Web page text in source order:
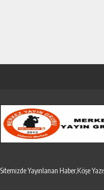
Sitemizde Yayınlanan Haber,Köşe